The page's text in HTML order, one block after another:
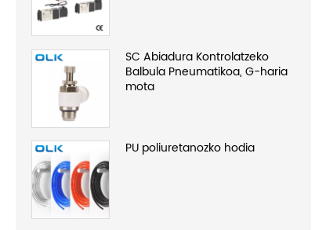
SC Abiadura Kontrolatzeko
Balbula Pneumatikoa, G-haria
mota
PU poliuretanozko hodia